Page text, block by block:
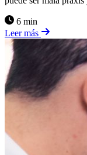
6 min
Leer más